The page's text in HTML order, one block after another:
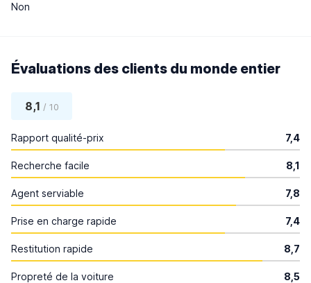
Non
Évaluations des clients du monde entier
8,1 / 10
Rapport qualité-prix 7,4
Recherche facile 8,1
Agent serviable 7,8
Prise en charge rapide 7,4
Restitution rapide 8,7
Propreté de la voiture 8,5